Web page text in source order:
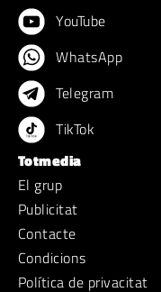
YouTube
WhatsApp
Telegram
TikTok
Totmedia
El grup
Publicitat
Contacte
Condicions
Política de privacitat